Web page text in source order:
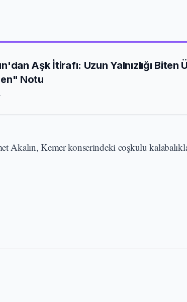
Aşk İtirafı: Uzun Yalnızlığı Biten
Notu
Akalın, Kemer konserindeki coşkulu